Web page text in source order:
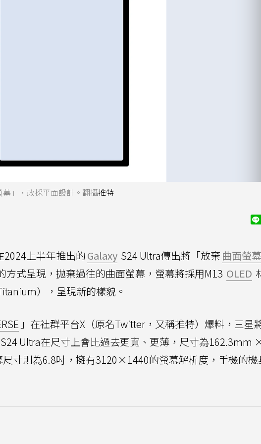
」，改採平面設計。翻攝推特
2024上半年推出的Galaxy S24 Ultra傳出將「放棄 曲面螢幕
方式呈現，拋棄過往的曲面螢幕，螢幕將採用M13 OLED
），呈現新的樣貌。
」在社群平台X（原名Twitter，又稱推特）爆料，三星
Ultra在尺寸上會比過去更寬、更薄，尺寸為162.3mm
寸則為6.8吋，擁有3120×1440的螢幕解析度，手機的機